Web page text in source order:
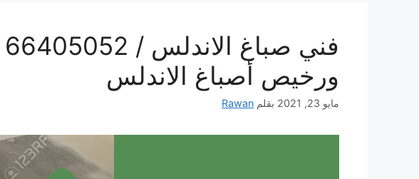
ورخيص أصباغ الاندلس
مايو 23, 2021 بقلم Rawan